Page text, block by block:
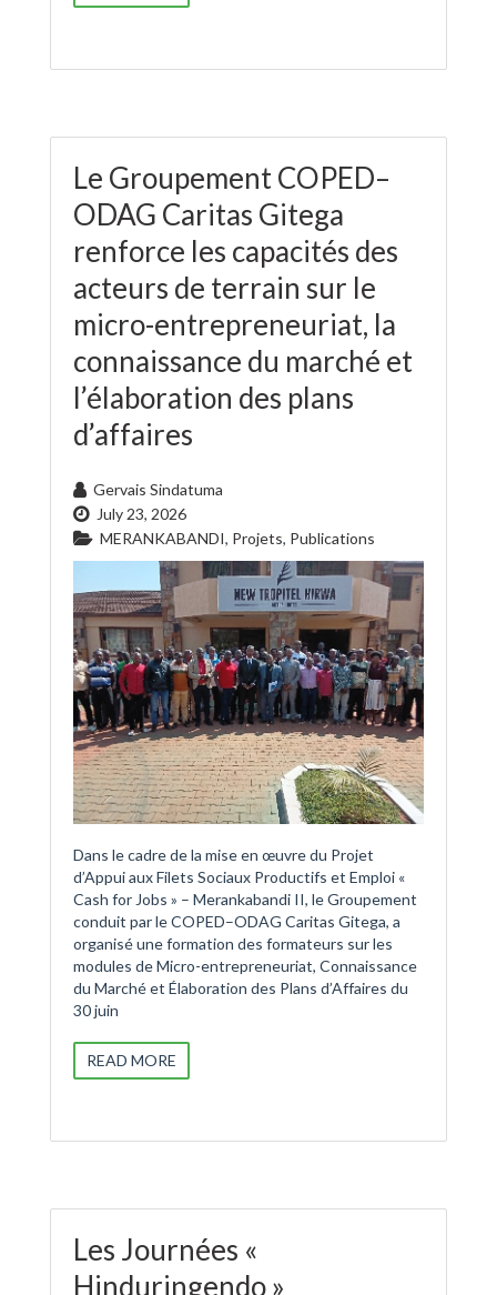
Le Groupement COPED–
ODAG Caritas Gitega
renforce les capacités des
acteurs de terrain sur le
micro-entrepreneuriat, la
connaissance du marché et
l’élaboration des plans
d’affaires
Gervais Sindatuma
July 23, 2026
MERANKABANDI, Projets, Publications
Dans le cadre de la mise en œuvre du Projet
d’Appui aux Filets Sociaux Productifs et Emploi «
Cash for Jobs » – Merankabandi II, le Groupement
conduit par le COPED–ODAG Caritas Gitega, a
organisé une formation des formateurs sur les
modules de Micro-entrepreneuriat, Connaissance
du Marché et Élaboration des Plans d’Affaires du
30 juin
READ MORE
Les Journées «
Hinduringendo »